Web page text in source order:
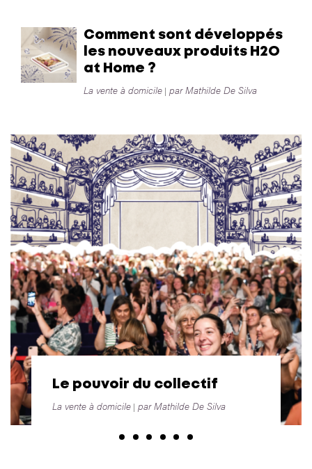
Comment sont développés
les nouveaux produits H2O
at Home ?
La vente à domicile par Mathilde De Silva
Le pouvoir du collectif
La vente à domicile par Mathilde De Silva